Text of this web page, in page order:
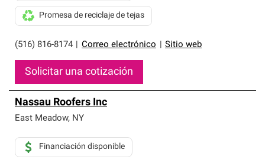
(516) 816-8174 Correo electrónico Sitio web
Promesa de reciclaje de tejas
Solicitar una cotización
Nassau Roofers Inc
East Meadow, NY
Financiación disponible